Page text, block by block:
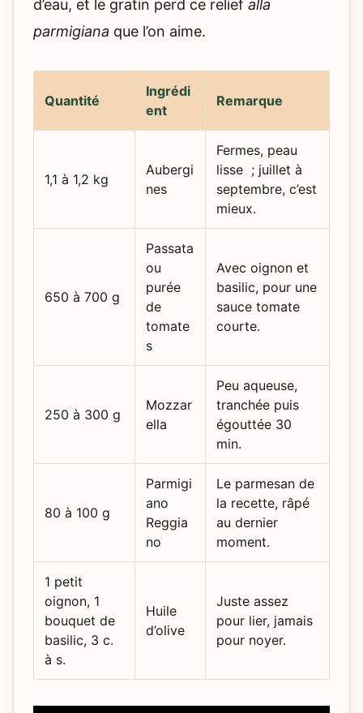
d’eau, et le gratin perd ce relief alla
parmigiana que l’on aime.
Quantité
Ingrédi
ent
Remarque
1,1 à 1,2 kg
Aubergi
nes
Fermes, peau
lisse ; juillet à
septembre, c’est
mieux.
650 à 700 g
Passata
ou
purée
de
tomate
s
Avec oignon et
basilic, pour une
sauce tomate
courte.
250 à 300 g
Mozzar
ella
Peu aqueuse,
tranchée puis
égouttée 30
min.
80 à 100 g
Parmigi
ano
Reggia
no
Le parmesan de
la recette, râpé
au dernier
moment.
1 petit
oignon, 1
bouquet de
basilic, 3 c.
à s.
Huile
d’olive
Juste assez
pour lier, jamais
pour noyer.